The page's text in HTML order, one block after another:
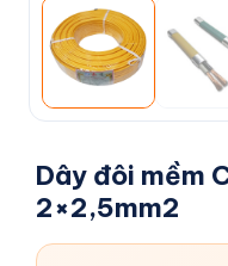
Dây đôi mềm
2×2,5mm2